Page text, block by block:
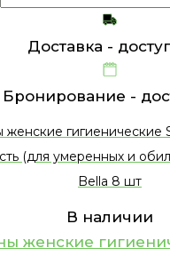
Доставка -
Бронирование -
женские гигиенические
(для умеренных и
Bella 8 шт
В наличии
женские